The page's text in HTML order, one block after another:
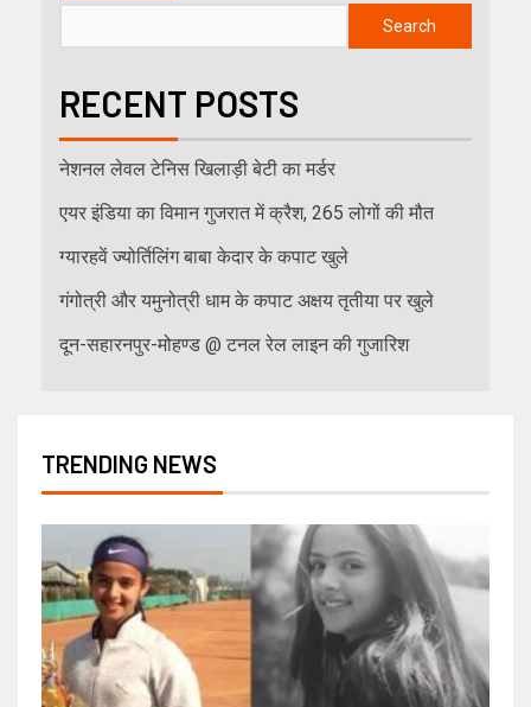
Search
RECENT POSTS
नेशनल लेवल टेनिस खिलाड़ी बेटी का मर्डर
एयर इंडिया का विमान गुजरात में क्रैश, 265 लोगों की मौत
ग्यारहवें ज्योर्तिलिंग बाबा केदार के कपाट खुले
गंगोत्री और यमुनोत्री धाम के कपाट अक्षय तृतीया पर खुले
दून-सहारनपुर-मोहण्ड @ टनल रेल लाइन की गुजारिश
TRENDING NEWS